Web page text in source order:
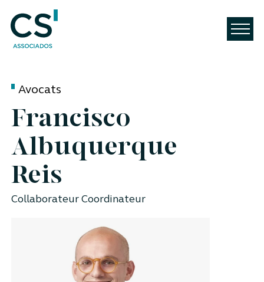
Avocats
Francisco
Albuquerque
Reis
Collaborateur Coordinateur